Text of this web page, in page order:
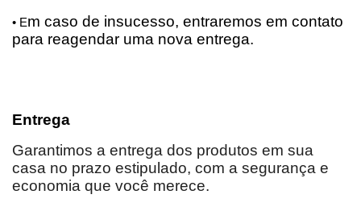
• Em caso de insucesso, entraremos em contato
para reagendar uma nova entrega.
Entrega
Garantimos a entrega dos produtos em sua
casa no prazo estipulado, com a segurança e
economia que você merece.